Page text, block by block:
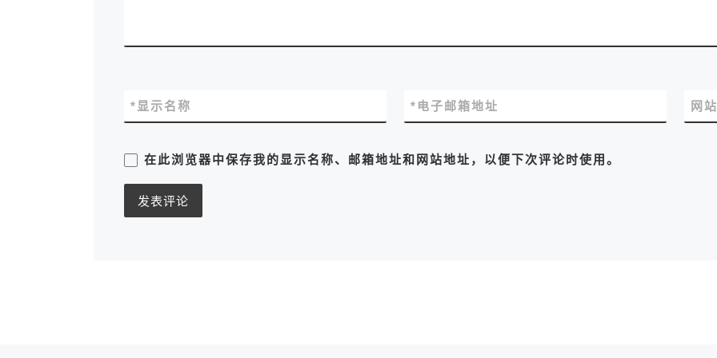
显示名称
* 电子邮箱地址
* 网
在此浏览器中保存我的显示名称、邮箱地址和网站地址，以便下次评论时使用。